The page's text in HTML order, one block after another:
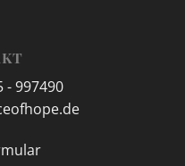
- 997490